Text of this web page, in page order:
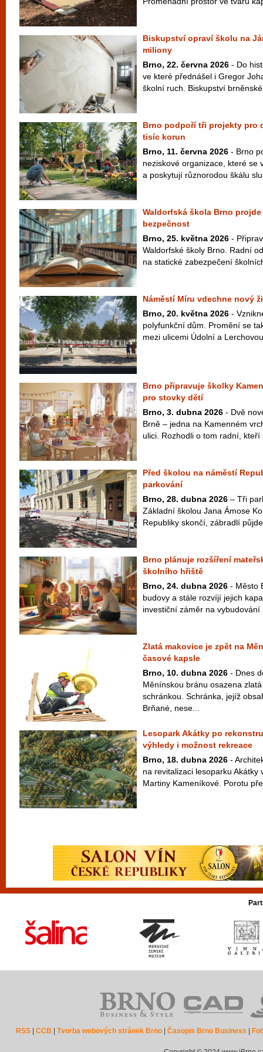
Biskupství opraví školu na
miliony
Brno, 22. června 2026 - Do
ve které přednášel i Gregor
školní ruch. Biskupství
Brno podpoří tři projekty pro
tisíc korun
Brno, 11. června 2026 - Brno
neziskové organizace, které se
a poskytují různorodou škálu
Waldorfská škola Brno
bezpečnost
Brno, 25. května 2026 -
Waldorfské školy Brno. Radní
na statické zabezpečení
Náměstí Míru vdechne nový
Brno, 20. května 2026 -
polyfunkční dům. Promění se
mezi ulicemi Údolní a
Brno připravuje školky
pro stovky dětí
Brno, 3. dubna 2026 - Dvě
Brně – jedna na Kamenném
ulici. Rozhodli o tom radní, kteří
Před školou na náměstí
parkování
Brno, 28. dubna 2026 – Tři
Základní školou Jana Ámose
Republiky skončí, zábradlí
Brno plánuje rozšíření
školního hřiště
Brno, 24. dubna 2026 - Město
budovy a stále rozvíjí jejich
investiční záměr na
Zlatá makovice je zpět na
časové kapsle
Brno, 10. dubna 2026 - Dnes
Měnínskou bránu osazena
schránkou. Schránka, jejíž
Brňané, nese...
Lesopark Akátky po
výhledy i možnost rekreace
Brno, 18. dubna 2026 -
na revitalizaci lesoparku Akátky
Martiny Kameníkové. Porotu
RSS |CCB |Tvorba webových stránek Brno |Časopis Brno Business